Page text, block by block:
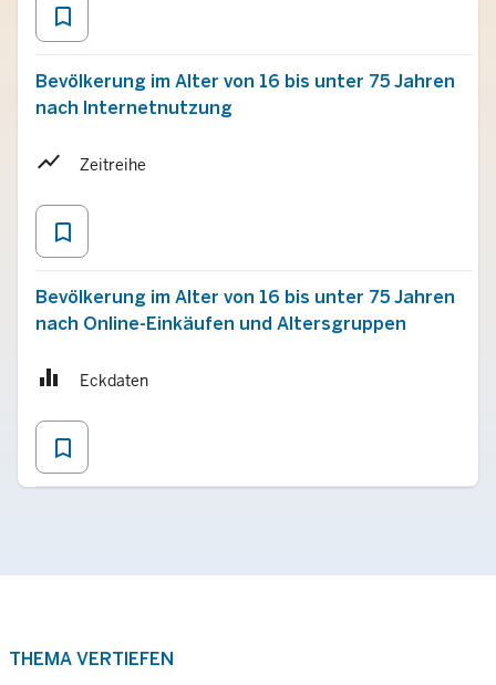
bookmark_border
Bevölkerung im Alter von 16 bis unter 75 Jahren
nach Internetnutzung
Zeitreihe
bookmark_border
Bevölkerung im Alter von 16 bis unter 75 Jahren
nach Online-Einkäufen und Altersgruppen
Eckdaten
bookmark_border
THEMA VERTIEFEN